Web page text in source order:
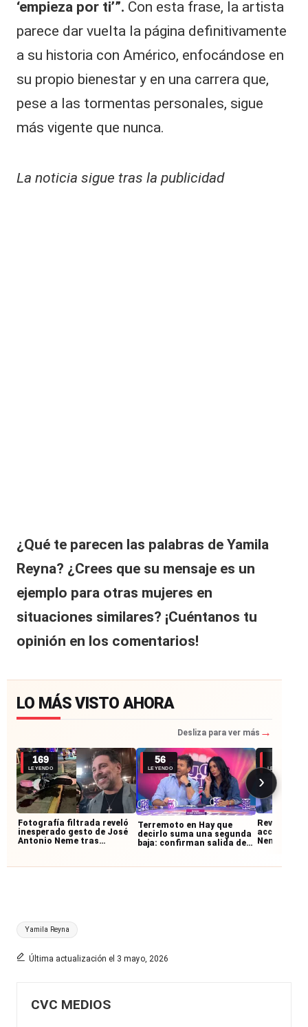
‘empieza por ti’”. Con esta frase, la artista
parece dar vuelta la página definitivamente
a su historia con Américo, enfocándose en
su propio bienestar y en una carrera que,
pese a las tormentas personales, sigue
más vigente que nunca.
La noticia sigue tras la publicidad
¿Qué te parecen las palabras de Yamila
Reyna? ¿Crees que su mensaje es un
ejemplo para otras mujeres en
situaciones similares? ¡Cuéntanos tu
opinión en los comentarios!
LO MÁS VISTO AHORA
Desliza para ver más →
169
LEYENDO
Fotografía filtrada reveló
inesperado gesto de José
Antonio Neme tras
56
LEYENDO
Terremoto en Hay que
decirlo suma una segunda
baja: confirman salida de
LEYENDO
Revelan
accidente
Neme y
›
Etiquetas:
Yamila Reyna
Última actualización el 3 mayo, 2026
CVC MEDIOS